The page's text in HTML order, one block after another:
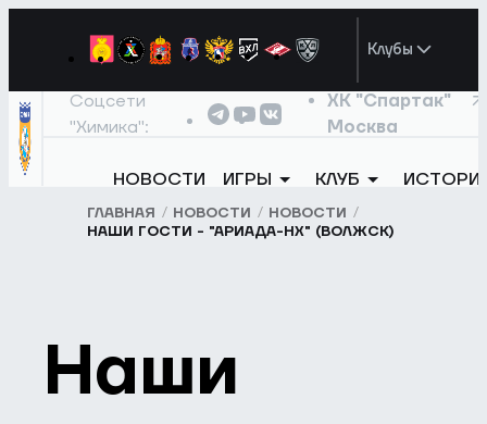
Клубы
Соцсети
"Химика":
ХК "Спартак"
Москва
НОВОСТИ ИГРЫ КЛУБ
ГЛАВНАЯ НОВОСТИ
НОВОСТИ
НАШИ ГОСТИ - "АРИАДА-НХ" (ВОЛЖСК)
Наши